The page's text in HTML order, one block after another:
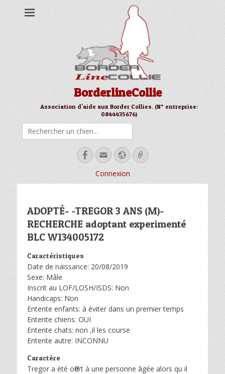
BorderlineCollie
Association d'aide aux Border Collies. (N° entreprise:
0844435676)
Facebook
EmailSite
web
Link
Connexion
ADOPTÉ- -TREGOR 3 ANS (M)-
RECHERCHE adoptant experimenté
BLC W134005172
Caractéristiques
Date de naissance: 20/08/2019
Sexe: Mâle
Inscrit au LOF/LOSH/ISDS: Non
Handicaps: Non
Entente enfants: à éviter dans un premier temps
Entente chiens: OUI
Entente chats: non ,il les course
Entente autre: INCONNU
Caractère
Tregor a été offert à une personne âgée alors qu il